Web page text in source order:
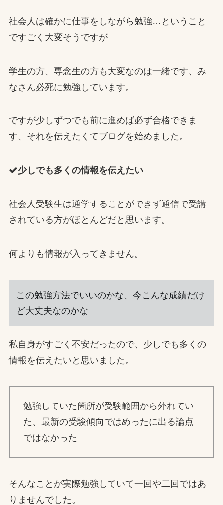
社会人は確かに仕事をしながら勉強…ということ
ですごく大変そうですが
学生の方、専念生の方も大変なのは一緒です、み
なさん必死に勉強しています。
ですが少しずつでも前に進めば必ず合格できま
す、それを伝えたくてブログを始めました。
少しでも多くの情報を伝えたい
社会人受験生は通学することができず通信で受講
されている方がほとんどだと思います。
何よりも情報が入ってきません。
この勉強方法でいいのかな、今こんな成績だけ
ど大丈夫なのかな
私自身がすごく不安だったので、少しでも多くの
情報を伝えたいと思いました。
勉強していた箇所が受験範囲から外れてい
た、最新の受験傾向ではめったに出る論点
ではなかった
そんなことが実際勉強していて一回や二回ではあ
りませんでした。